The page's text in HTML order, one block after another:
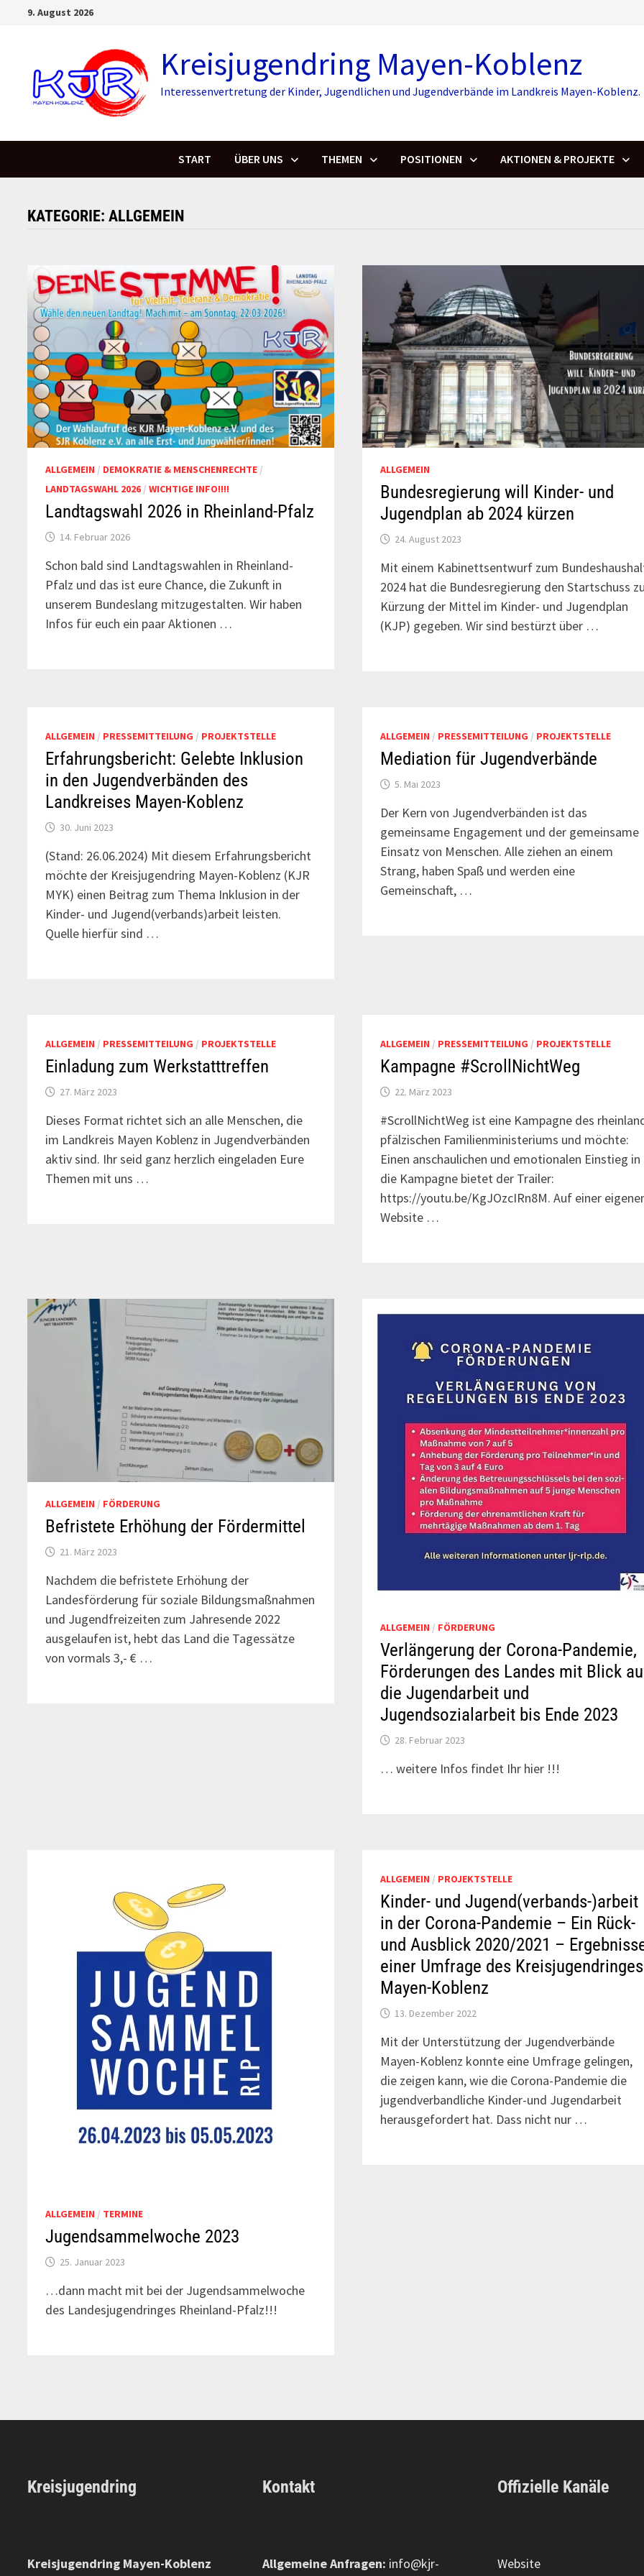
9. August 2026
Kreisjugendring Mayen-Koblenz
Interessenvertretung der Kinder, Jugendlichen und Jugendverbände im Landkreis Mayen-Koblenz.
START ÜBER UNS THEMEN POSITIONEN AKTIONEN & PROJEKTE
KATEGORIE:ALLGEMEIN
ALLGEMEIN / DEMOKRATIE & MENSCHENRECHTE /
LANDTAGSWAHL 2026 /WICHTIGE INFO!!!!
Landtagswahl 2026 in Rheinland-Pfalz
14. Februar 2026
Schon bald sind Landtagswahlen in Rheinland-
Pfalz und das ist eure Chance, die Zukunft in
unserem Bundeslang mitzugestalten. Wir haben
Infos für euch ein paar Aktionen …
ALLGEMEIN
Bundesregierung will Kinder- und
Jugendplan ab 2024 kürzen
24. August 2023
Mit einem Kabinettsentwurf zum
2024 hat die Bundesregierung den Startschuss
Kürzung der Mittel im Kinder- und Jugendplan
(KJP) gegeben. Wir sind bestürzt über …
ALLGEMEIN / PRESSEMITTEILUNG / PROJEKTSTELLE
Erfahrungsbericht: Gelebte Inklusion
in den Jugendverbänden des
Landkreises Mayen-Koblenz
30. Juni 2023
(Stand: 26.06.2024) Mit diesem Erfahrungsbericht
möchte der Kreisjugendring Mayen-Koblenz (KJR
MYK) einen Beitrag zum Thema Inklusion in der
Kinder- und Jugend(verbands)arbeit leisten.
Quelle hierfür sind …
ALLGEMEIN / PRESSEMITTEILUNG / PROJEKTSTELLE
Mediation für Jugendverbände
5. Mai 2023
Der Kern von Jugendverbänden ist das
gemeinsame Engagement und der gemeinsame
Einsatz von Menschen. Alle ziehen an einem
Strang, haben Spaß und werden eine
Gemeinschaft, …
ALLGEMEIN / PRESSEMITTEILUNG / PROJEKTSTELLE
Einladung zum Werkstatttreffen
27. März 2023
Dieses Format richtet sich an alle Menschen, die
im Landkreis Mayen Koblenz in Jugendverbänden
aktiv sind. Ihr seid ganz herzlich eingeladen Eure
Themen mit uns …
ALLGEMEIN / PRESSEMITTEILUNG / PROJEKTSTELLE
Kampagne #ScrollNichtWeg
22. März 2023
#ScrollNichtWeg ist eine Kampagne des
pfälzischen Familienministeriums und möchte:
Einen anschaulichen und emotionalen Einstieg in
die Kampagne bietet der Trailer:
https://youtu.be/KgJOzcIRn8M. Auf einer
Website …
ALLGEMEIN / FÖRDERUNG
Befristete Erhöhung der Fördermittel
21. März 2023
Nachdem die befristete Erhöhung der
Landesförderung für soziale Bildungsmaßnahmen
und Jugendfreizeiten zum Jahresende 2022
ausgelaufen ist, hebt das Land die Tagessätze
von vormals 3,- € …
ALLGEMEIN / FÖRDERUNG
Verlängerung der Corona-Pandemie,
Förderungen des Landes mit Blick
die Jugendarbeit und
Jugendsozialarbeit bis Ende 2023
28. Februar 2023
… weitere Infos findet Ihr hier !!!
ALLGEMEIN / TERMINE
Jugendsammelwoche 2023
25. Januar 2023
…dann macht mit bei der Jugendsammelwoche
des Landesjugendringes Rheinland-Pfalz!!!
ALLGEMEIN / PROJEKTSTELLE
Kinder- und Jugend(verbands-)arbeit
in der Corona-Pandemie – Ein Rück-
und Ausblick 2020/2021 –
einer Umfrage des Kreisjugendringes
Mayen-Koblenz
13. Dezember 2022
Mit der Unterstützung der Jugendverbände
Mayen-Koblenz konnte eine Umfrage gelingen,
die zeigen kann, wie die Corona-Pandemie die
jugendverbandliche Kinder-und Jugendarbeit
herausgefordert hat. Dass nicht nur …
Kreisjugendring
Kreisjugendring Mayen-Koblenz
Kontakt
Allgemeine Anfragen: info@kjr-
Offizielle Kanäle
Website